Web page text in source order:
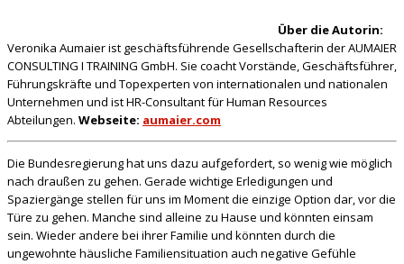
Über die Autorin:
Veronika Aumaier ist geschäftsführende Gesellschafterin der AUMAIER
CONSULTING I TRAINING GmbH. Sie coacht Vorstände, Geschäftsführer,
Führungskräfte und Topexperten von internationalen und nationalen
Unternehmen und ist HR-Consultant für Human Resources
Abteilungen. Webseite: aumaier.com
Die Bundesregierung hat uns dazu aufgefordert, so wenig wie möglich
nach draußen zu gehen. Gerade wichtige Erledigungen und
Spaziergänge stellen für uns im Moment die einzige Option dar, vor die
Türe zu gehen. Manche sind alleine zu Hause und könnten einsam
sein. Wieder andere bei ihrer Familie und könnten durch die
ungewohnte häusliche Familiensituation auch negative Gefühle